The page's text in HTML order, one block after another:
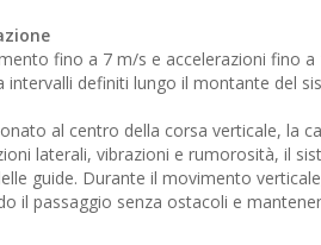
fino a 7 m/s e accelerazioni fino a
definiti lungo il montante del
al centro della corsa verticale, la
laterali, vibrazioni e rumorosità, il
guide. Durante il movimento
il passaggio senza ostacoli e